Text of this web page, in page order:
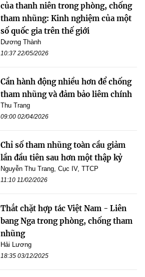
của thanh niên trong phòng, chống
tham nhũng: Kinh nghiệm của một
số quốc gia trên thế giới
Dương Thành
10:37 22/05/2026
Cần hành động nhiều hơn để chống
tham nhũng và đảm bảo liêm chính
Thu Trang
09:00 02/04/2026
Chỉ số tham nhũng toàn cầu giảm
lần đầu tiên sau hơn một thập kỷ
Nguyễn Thu Trang, Cục IV, TTCP
11:10 11/02/2026
Thắt chặt hợp tác Việt Nam - Liên
bang Nga trong phòng, chống tham
nhũng
Hải Lương
18:35 03/12/2025